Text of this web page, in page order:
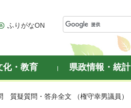
ふりがなON
化・教育 県政情報・統計
質疑質問・答弁全文 （権守幸男議員）